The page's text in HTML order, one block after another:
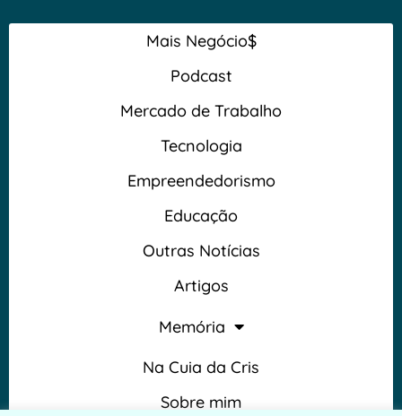
Mais Negócio$
Podcast
Mercado de Trabalho
Tecnologia
Empreendedorismo
Educação
Outras Notícias
Artigos
Memória
Na Cuia da Cris
Sobre mim